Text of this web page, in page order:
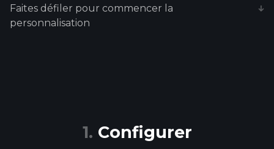
Faites défiler pour commencer la
personnalisation
Configurer